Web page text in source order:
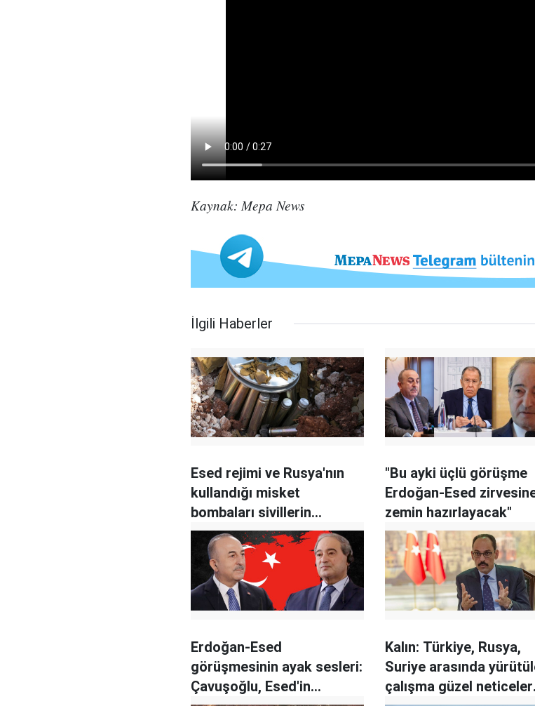
Kaynak: Mepa News
İlgili Haberler
Esed rejimi ve Rusya'nın
kullandığı misket
bombaları sivillerin
hayatını tehlikeye atıyor
"Bu ayki üçlü görüşme
Erdoğan-Esed
zemin hazırlayacak"
Erdoğan-Esed
görüşmesinin ayak sesleri:
Çavuşoğlu, Esed'in
Kalın: Türkiye, Rusya,
Suriye arasında
çalışma güzel neticeler